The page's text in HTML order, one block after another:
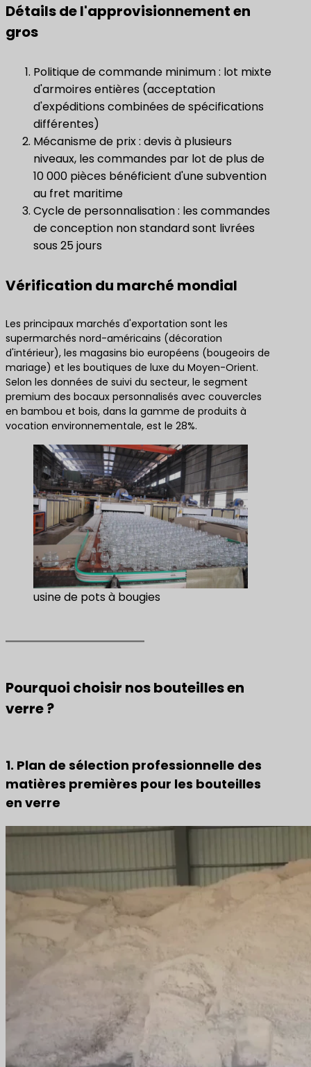
Détails de l'approvisionnement en
gros
Politique de commande minimum : lot mixte
d'armoires entières (acceptation
d'expéditions combinées de spécifications
différentes)
Mécanisme de prix : devis à plusieurs
niveaux, les commandes par lot de plus de
10 000 pièces bénéficient d'une subvention
au fret maritime
Cycle de personnalisation : les commandes
de conception non standard sont livrées
sous 25 jours
Vérification du marché mondial
Les principaux marchés d'exportation sont les
supermarchés nord-américains (décoration
d'intérieur), les magasins bio européens (bougeoirs de
mariage) et les boutiques de luxe du Moyen-Orient.
Selon les données de suivi du secteur, le segment
premium des bocaux personnalisés avec couvercles
en bambou et bois, dans la gamme de produits à
vocation environnementale, est le 28%.
usine de pots à bougies
Pourquoi choisir nos bouteilles en
verre ?
1. Plan de sélection professionnelle des
matières premières pour les bouteilles
en verre